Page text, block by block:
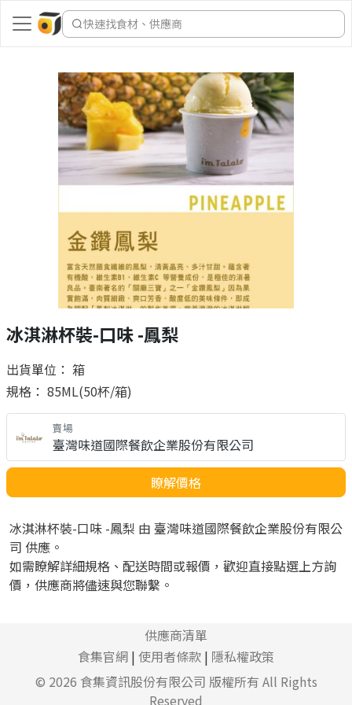
快速找食材、供應商
冰淇淋杯裝-口味 -鳳梨
出貨單位： 箱
規格： 85ML(50杯/箱)
賣場
臺灣味道國際餐飲企業股份有限公司
瞭解價格
冰淇淋杯裝-口味 -鳳梨 由 臺灣味道國際餐飲企業股份有限公
司 供應。
如需瞭解詳細規格、配送時間或報價，歡迎直接點選上方詢
價，供應商將儘速與您聯繫。
供應商清單
食集官網 | 使用者條款 | 隱私權政策
© 2026 食集資訊股份有限公司 版權所有 All Rights
Reserved